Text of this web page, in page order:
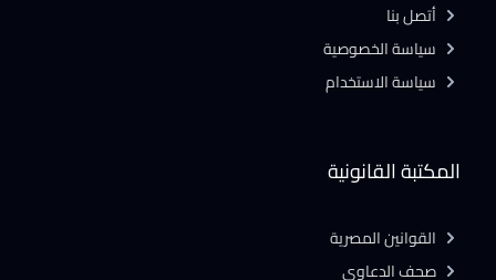
المكتبة القانونية
القوانين المصرية
صحف الدعاوى
أتصل بنا
سياسة الخصوصية
سياسة الاستخدام